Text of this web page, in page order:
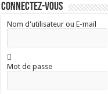
Connectez-vous
Nom d'utilisateur ou E-mail
Mot de passe